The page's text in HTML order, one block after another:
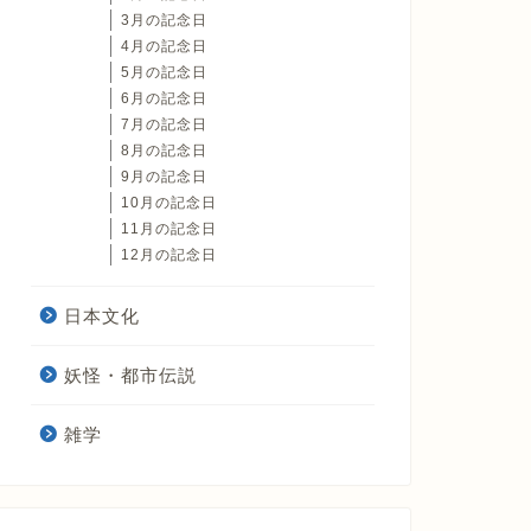
3月の記念日
4月の記念日
5月の記念日
6月の記念日
7月の記念日
8月の記念日
9月の記念日
10月の記念日
11月の記念日
12月の記念日
日本文化
妖怪・都市伝説
雑学